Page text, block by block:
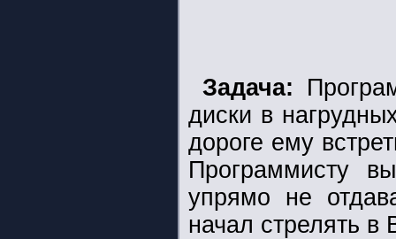
Задача:
диски в
дороге ему
Программисту
упрямо не
начал стрелять в